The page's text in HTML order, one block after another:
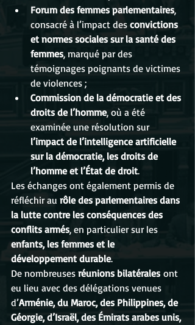
Forum des femmes parlementaires,
consacré à l’impact des convictions
et normes sociales sur la santé des
femmes, marqué par des
témoignages poignants de victimes
de violences ;
Commission de la démocratie et des
droits de l’homme, où a été
examinée une résolution sur
l’impact de l’intelligence artificielle
sur la démocratie, les droits de
l’homme et l’État de droit.
Les échanges ont également permis de
réfléchir au rôle des parlementaires dans
la lutte contre les conséquences des
conflits armés, en particulier sur les
enfants, les femmes et le
développement durable.
De nombreuses réunions bilatérales ont
eu lieu avec des délégations venues
d’Arménie, du Maroc, des Philippines, de
Géorgie, d’Israël, des Émirats arabes unis,